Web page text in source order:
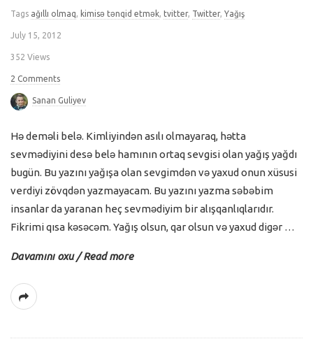
Tags ağıllı olmaq, kimisə tənqid etmək, tvitter, Twitter, Yağış
July 15, 2012
352 Views
2 Comments
Sanan Guliyev
Hə deməli belə. Kimliyindən asılı olmayaraq, hətta
sevmədiyini desə belə hamının ortaq sevgisi olan yağış yağdı
bugün. Bu yazını yağışa olan sevgimdən və yaxud onun xüsusi
verdiyi zövqdən yazmayacam. Bu yazını yazma səbəbim
insanlar da yaranan heç sevmədiyim bir alışqanlıqlarıdır.
Fikrimi qısa kəsəcəm. Yağış olsun, qar olsun və yaxud digər …
Davamını oxu / Read more